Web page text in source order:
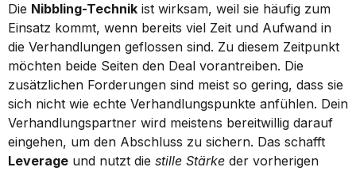
Die Nibbling-Technik ist wirksam, weil sie häufig zum
Einsatz kommt, wenn bereits viel Zeit und Aufwand in
die Verhandlungen geflossen sind. Zu diesem Zeitpunkt
möchten beide Seiten den Deal vorantreiben. Die
zusätzlichen Forderungen sind meist so gering, dass sie
sich nicht wie echte Verhandlungspunkte anfühlen. Dein
Verhandlungspartner wird meistens bereitwillig darauf
Leverage und nutzt die stille Stärke der vorherigen